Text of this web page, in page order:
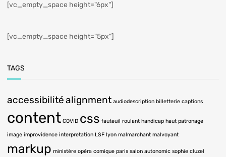
[vc_empty_space height="6px"]
[vc_empty_space height="5px"]
TAGS
accessibilitéalignment audiodescription billetterie captions
content COVID css fauteuil roulant handicap haut patronage
image improvidence interpretation LSF lyon malmarchant malvoyant
markup ministère opéra comique paris salon autonomic sophie cluzel